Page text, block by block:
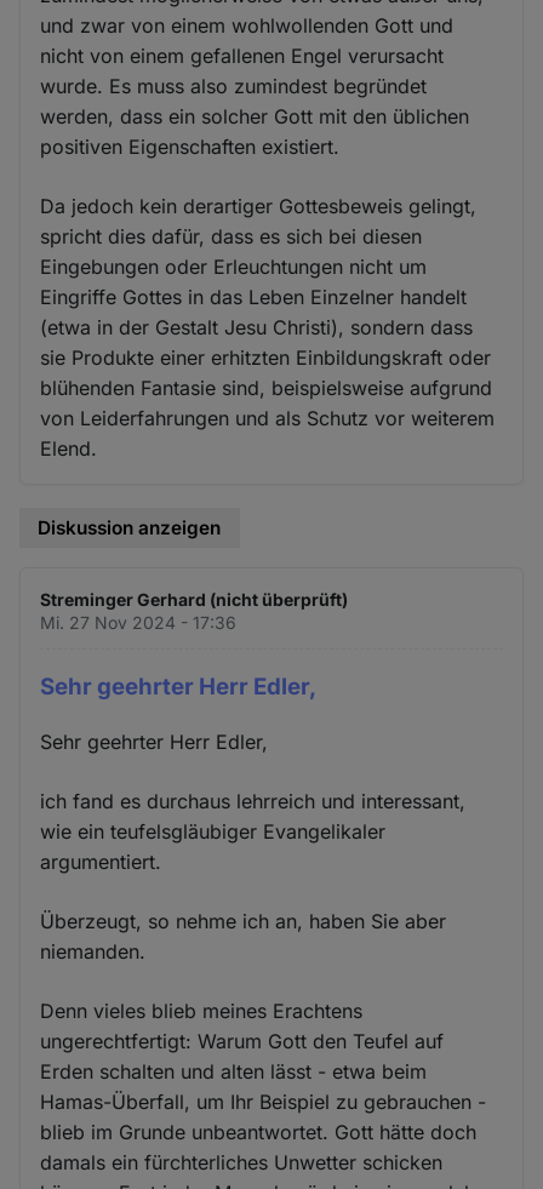
und zwar von einem wohlwollenden Gott und
nicht von einem gefallenen Engel verursacht
wurde. Es muss also zumindest begründet
werden, dass ein solcher Gott mit den üblichen
positiven Eigenschaften existiert.
Da jedoch kein derartiger Gottesbeweis gelingt,
spricht dies dafür, dass es sich bei diesen
Eingebungen oder Erleuchtungen nicht um
Eingriffe Gottes in das Leben Einzelner handelt
(etwa in der Gestalt Jesu Christi), sondern dass
sie Produkte einer erhitzten Einbildungskraft oder
blühenden Fantasie sind, beispielsweise aufgrund
von Leiderfahrungen und als Schutz vor weiterem
Elend.
Diskussion anzeigen
Streminger Gerhard (nicht überprüft)
Mi. 27 Nov 2024 - 17:36
Sehr geehrter Herr Edler,
Sehr geehrter Herr Edler,
ich fand es durchaus lehrreich und interessant,
wie ein teufelsgläubiger Evangelikaler
argumentiert.
Überzeugt, so nehme ich an, haben Sie aber
niemanden.
Denn vieles blieb meines Erachtens
ungerechtfertigt: Warum Gott den Teufel auf
Erden schalten und alten lässt - etwa beim
Hamas-Überfall, um Ihr Beispiel zu gebrauchen -
blieb im Grunde unbeantwortet. Gott hätte doch
damals ein fürchterliches Unwetter schicken